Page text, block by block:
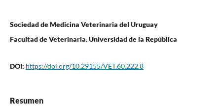
Sociedad de Medicina Veterinaria del Uruguay
Facultad de Veterinaria. Universidad de la República
DOI: https://doi.org/10.29155/VET.60.222.8
Resumen